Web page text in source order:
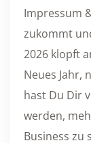
Impressum
zukommt
2026 klopft
Neues Jahr,
hast Du Dir
werden,
Business zu